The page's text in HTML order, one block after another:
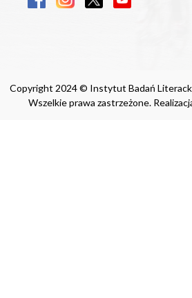
Copyright 2024 © Instytut Badań
Wszelkie prawa zastrzeżone.